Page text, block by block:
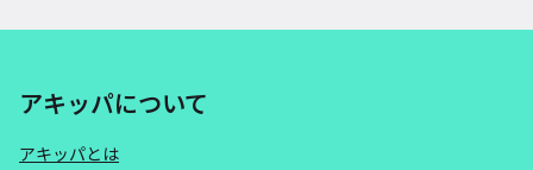
アキッパについて
アキッパとは